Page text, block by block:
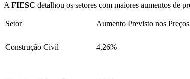
A FIESC detalhou os setores com maiores aumentos de
Setor Aumento Previsto nos Preços
Construção Civil 4,26%